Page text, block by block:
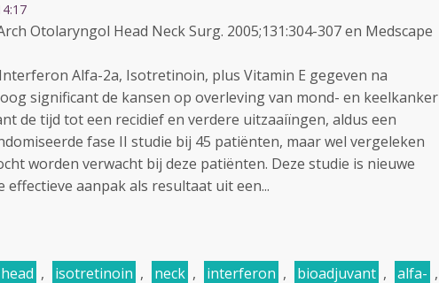
Otolaryngol Head Neck Surg. 2005;131:304-307 en Medscape
Alfa-2a, Isotretinoin, plus Vitamin E gegeven na
significant de kansen op overleving van mond- en keelkanker
de tijd tot een recidief en verdere uitzaaiïngen, aldus een
fase II studie bij 45 patiënten, maar wel vergeleken
worden verwacht bij deze patiënten. Deze studie is nieuwe
effectieve aanpak als resultaat uit een...
head , isotretinoin , neck , interferon , bioadjuvant , alfa- ,